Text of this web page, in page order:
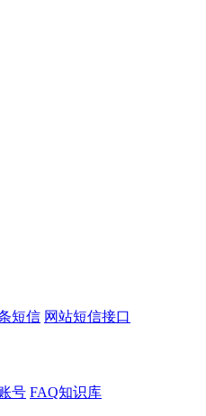
短信 网站短信接口
号 FAQ知识库